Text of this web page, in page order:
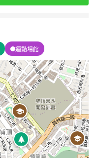
5 年以下
10-20 年
30-40 年
運動場館